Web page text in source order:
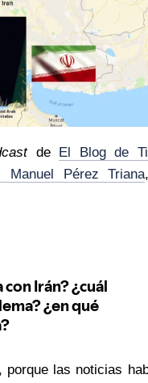
de El Blog de
Manuel Pérez Triana
las noticias